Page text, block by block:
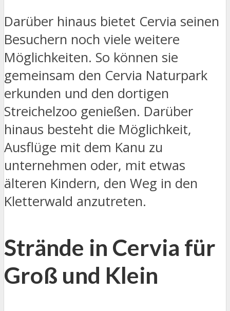
Darüber hinaus bietet Cervia seinen
Besuchern noch viele weitere
Möglichkeiten. So können sie
gemeinsam den Cervia Naturpark
erkunden und den dortigen
Streichelzoo genießen. Darüber
hinaus besteht die Möglichkeit,
Ausflüge mit dem Kanu zu
unternehmen oder, mit etwas
älteren Kindern, den Weg in den
Kletterwald anzutreten.
Strände in Cervia für
Groß und Klein